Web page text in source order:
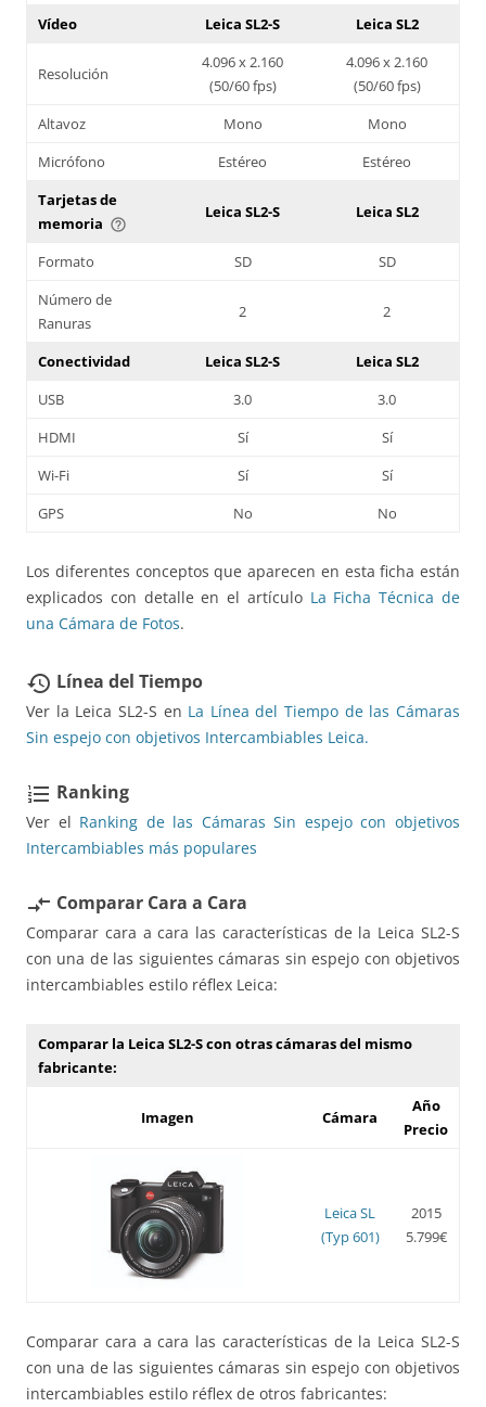
Vídeo
Leica SL2-S Leica SL2
Resolución
4.096 x 2.160
(50/60 fps)
4.096 x 2.160
(50/60 fps)
Altavoz
Mono
Mono
Micrófono
Estéreo
Estéreo
Tarjetas de
memoria help_outline
Leica SL2-S Leica SL2
Formato SD
SD
Número de
Ranuras
2 2
Conectividad Leica SL2-S
Leica SL2
USB
3.0
3.0
HDMI
Sí
Sí
Wi-Fi
Sí
Sí
GPS
No No
Los diferentes conceptos que aparecen en esta ficha están
explicados con detalle en el artículo La Ficha Técnica de
una Cámara de Fotos.
restore Línea del Tiempo
Ver la Leica SL2-S en La Línea del Tiempo de las Cámaras
Sin espejo con objetivos Intercambiables Leica.
format_list_numbered Ranking
Ver el Ranking de las Cámaras Sin espejo con objetivos
Intercambiables más populares
compare_arrows Comparar Cara a Cara
Comparar cara a cara las características de la Leica SL2-S
con una de las siguientes cámaras sin espejo con objetivos
intercambiables estilo réflex Leica:
Comparar la Leica SL2-S con otras cámaras del mismo
fabricante:
Imagen Cámara
Año
Precio
Leica SL
(Typ 601)
2015
5.799€
Comparar cara a cara las características de la Leica SL2-S
con una de las siguientes cámaras sin espejo con objetivos
intercambiables estilo réflex de otros fabricantes: